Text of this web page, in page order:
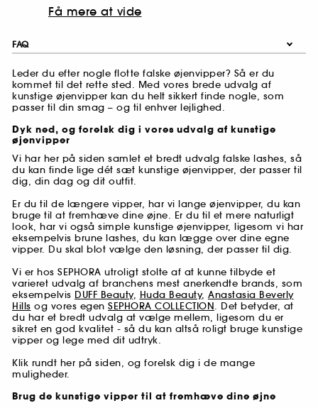
Få mere at vide
FAQ
Leder du efter nogle flotte falske øjenvipper? Så er du
kommet til det rette sted. Med vores brede udvalg af
kunstige øjenvipper kan du helt sikkert finde nogle, som
passer til din smag – og til enhver lejlighed.
Dyk ned, og forelsk dig i vores udvalg af kunstige
øjenvipper
Vi har her på siden samlet et bredt udvalg falske lashes, så
du kan finde lige dét sæt kunstige øjenvipper, der passer til
dig, din dag og dit outfit.
Er du til de længere vipper, har vi lange øjenvipper, du kan
bruge til at fremhæve dine øjne. Er du til et mere naturligt
look, har vi også simple kunstige øjenvipper, ligesom vi har
eksempelvis brune lashes, du kan lægge over dine egne
vipper. Du skal blot vælge den løsning, der passer til dig.
Vi er hos SEPHORA utroligt stolte af at kunne tilbyde et
varieret udvalg af branchens mest anerkendte brands, som
eksempelvis DUFF Beauty, Huda Beauty, Anastasia Beverly
Hills og vores egen SEPHORA COLLECTION. Det betyder, at
du har et bredt udvalg at vælge mellem, ligesom du er
sikret en god kvalitet - så du kan altså roligt bruge kunstige
vipper og lege med dit udtryk.
Klik rundt her på siden, og forelsk dig i de mange
muligheder.
Brug de kunstige vipper til at fremhæve dine øjne